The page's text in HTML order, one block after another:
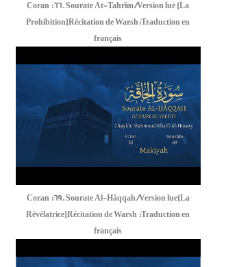
Coran :66. Sourate At-Tahrîm /Version lue (La
Prohibition)Récitation de Warsh:Traduction en
français
Coran :69. Sourate Al-Hâqqah /Version lue(La
Révélatrice)Récitation de Warsh :Traduction en
français